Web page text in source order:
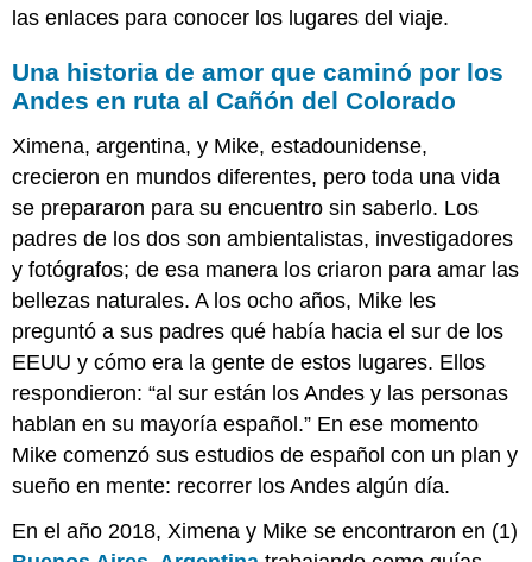
las enlaces para conocer los lugares del viaje.
Una historia de amor que caminó por los
Andes en ruta al Cañón del Colorado
Ximena, argentina, y Mike, estadounidense,
crecieron en mundos diferentes, pero toda una vida
se prepararon para su encuentro sin saberlo. Los
padres de los dos son ambientalistas, investigadores
y fotógrafos; de esa manera los criaron para amar las
bellezas naturales. A los ocho años, Mike les
preguntó a sus padres qué había hacia el sur de los
EEUU y cómo era la gente de estos lugares. Ellos
respondieron: “al sur están los Andes y las personas
hablan en su mayoría español.” En ese momento
Mike comenzó sus estudios de español con un plan y
sueño en mente: recorrer los Andes algún día.
En el año 2018, Ximena y Mike se encontraron en (1)